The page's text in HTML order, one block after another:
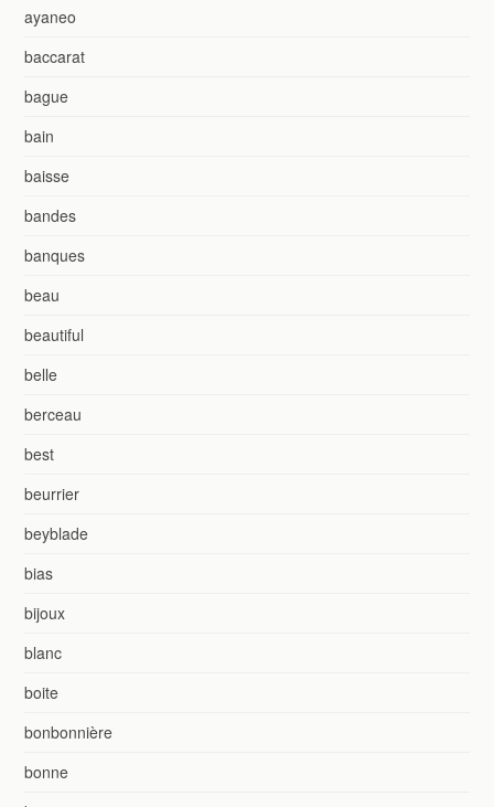
ayaneo
baccarat
bague
bain
baisse
bandes
banques
beau
beautiful
belle
berceau
best
beurrier
beyblade
bias
bijoux
blanc
boite
bonbonnière
bonne